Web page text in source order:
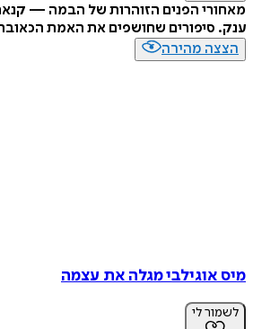
הפנים הזוהרות של הבמה — קנאה,
שחושפים את האמת הכאובה
מהירה
מגלה את עצמה
לי